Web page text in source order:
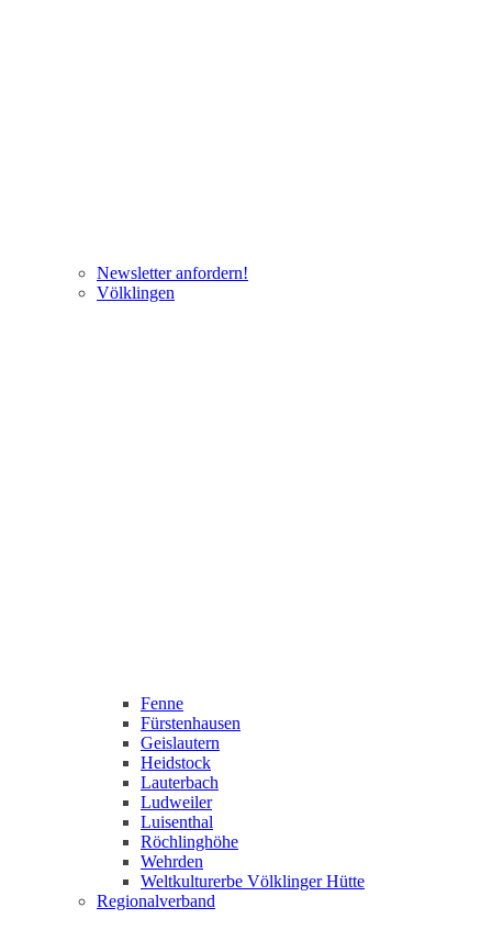
Newsletter anfordern!
Völklingen
Fenne
Fürstenhausen
Geislautern
Heidstock
Lauterbach
Ludweiler
Luisenthal
Röchlinghöhe
Wehrden
Weltkulturerbe Völklinger Hütte
Regionalverband